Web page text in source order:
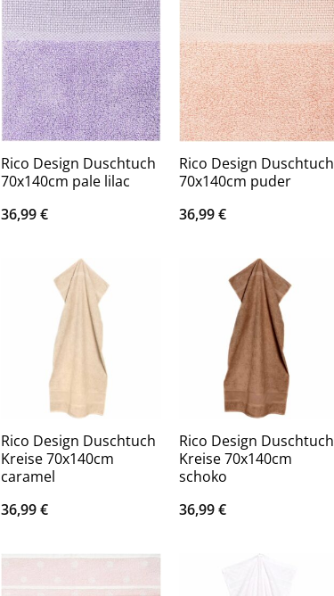
Rico Design Duschtuch
70x140cm pale lilac
36,99€
Rico Design Duschtuch
70x140cm puder
36,99€
Rico Design Duschtuch
Kreise 70x140cm
caramel
36,99€
Rico Design Duschtuch
Kreise 70x140cm
schoko
36,99€